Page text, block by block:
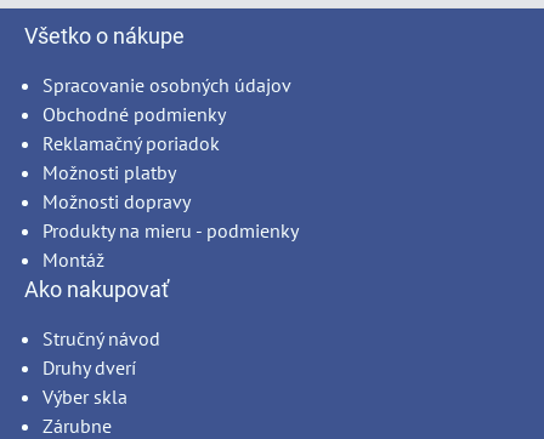
Všetko o nákupe
Spracovanie osobných údajov
Obchodné podmienky
Reklamačný poriadok
Možnosti platby
Možnosti dopravy
Produkty na mieru - podmienky
Montáž
Ako nakupovať
Stručný návod
Druhy dverí
Výber skla
Zárubne